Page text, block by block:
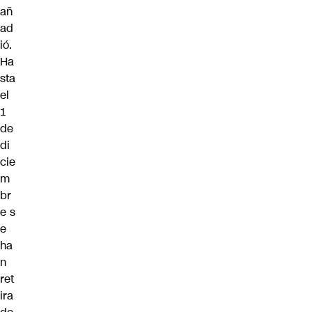
añ
ad
ió.
Ha
sta
el
1
de
di
cie
m
br
e s
e
ha
n
ret
ira